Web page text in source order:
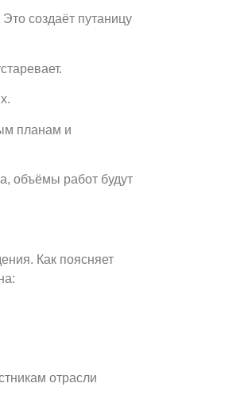
создаёт путаницу
планам и
объёмы работ будут
Как поясняет
отрасли